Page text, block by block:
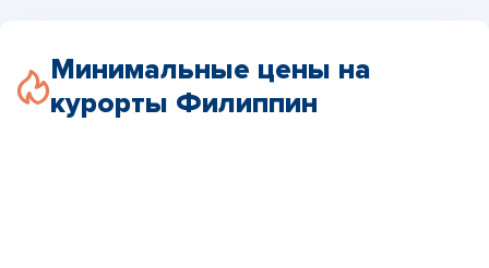
Минимальные цены на
курорты Филиппин